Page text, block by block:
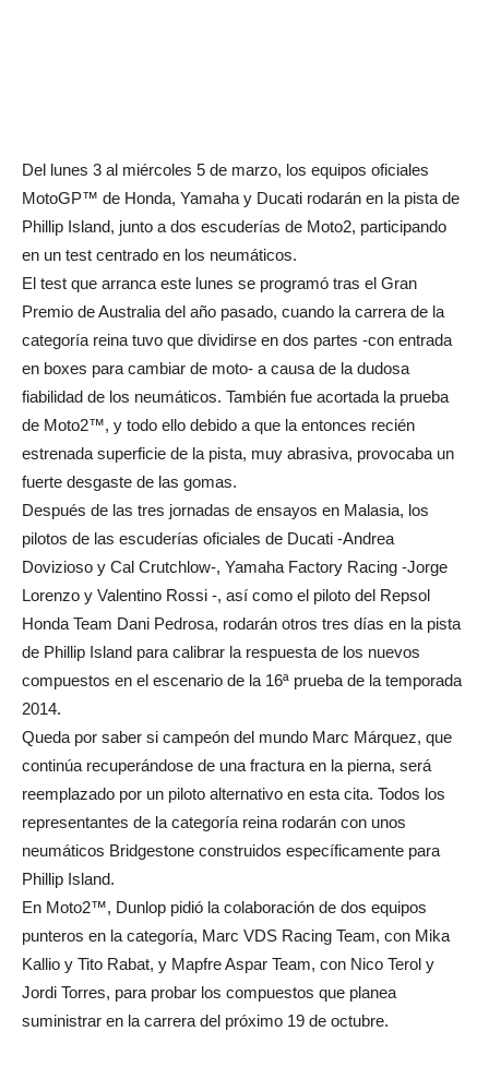
Del lunes 3 al miércoles 5 de marzo, los equipos oficiales
MotoGP™ de Honda, Yamaha y Ducati rodarán en la pista de
Phillip Island, junto a dos escuderías de Moto2, participando
en un test centrado en los neumáticos.
El test que arranca este lunes se programó tras el Gran
Premio de Australia del año pasado, cuando la carrera de la
categoría reina tuvo que dividirse en dos partes -con entrada
en boxes para cambiar de moto- a causa de la dudosa
fiabilidad de los neumáticos. También fue acortada la prueba
de Moto2™, y todo ello debido a que la entonces recién
estrenada superficie de la pista, muy abrasiva, provocaba un
fuerte desgaste de las gomas.
Después de las tres jornadas de ensayos en Malasia, los
pilotos de las escuderías oficiales de Ducati -Andrea
Dovizioso y Cal Crutchlow-, Yamaha Factory Racing -Jorge
Lorenzo y Valentino Rossi -, así como el piloto del Repsol
Honda Team Dani Pedrosa, rodarán otros tres días en la pista
de Phillip Island para calibrar la respuesta de los nuevos
compuestos en el escenario de la 16ª prueba de la temporada
2014.
Queda por saber si campeón del mundo Marc Márquez, que
continúa recuperándose de una fractura en la pierna, será
reemplazado por un piloto alternativo en esta cita. Todos los
representantes de la categoría reina rodarán con unos
neumáticos Bridgestone construidos específicamente para
Phillip Island.
En Moto2™, Dunlop pidió la colaboración de dos equipos
punteros en la categoría, Marc VDS Racing Team, con Mika
Kallio y Tito Rabat, y Mapfre Aspar Team, con Nico Terol y
Jordi Torres, para probar los compuestos que planea
suministrar en la carrera del próximo 19 de octubre.